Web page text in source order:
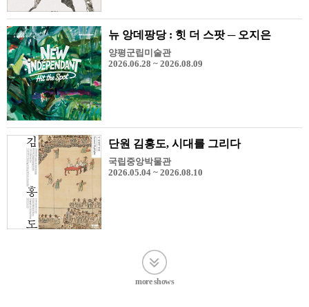
뉴 앙데팡당 : 힛 더 스팟 ─ 오지은
양평군립미술관
2026.06.28 ~ 2026.08.09
단원 김홍도, 시대를 그리다
국립중앙박물관
2026.05.04 ~ 2026.08.10
more shows